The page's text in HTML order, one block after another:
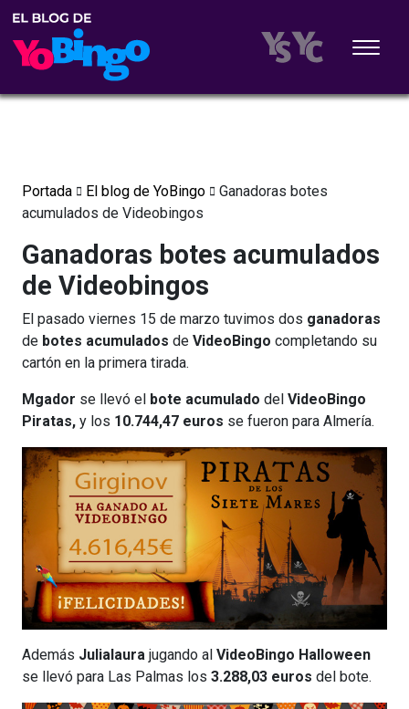
Portada El blog de YoBingo
Ganadoras botes
acumulados de Videobingos
Ganadoras botes acumulados
de Videobingos
El pasado viernes 15 de marzo tuvimos dos ganadoras
de botes acumulados de VideoBingo completando su
cartón en la primera tirada.
Mgador se llevó el bote acumulado del VideoBingo
Piratas, y los 10.744,47 euros se fueron para Almería.
Además Julialaura jugando al VideoBingo Halloween
se llevó para Las Palmas los 3.288,03 euros del bote.